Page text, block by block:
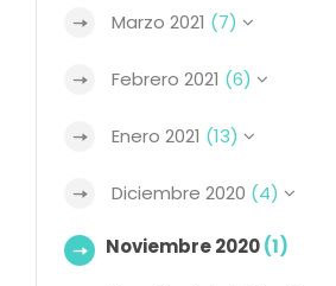
Marzo 2021 (7)
Febrero 2021 (6)
Enero 2021 (13)
Diciembre 2020 (4)
Noviembre 2020(1)